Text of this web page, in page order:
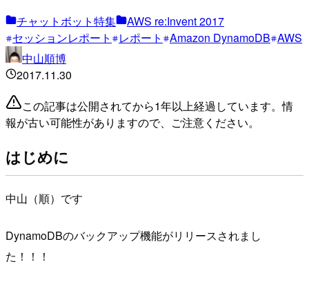
チャットボット特集
AWS re:Invent 2017
セッションレポート
レポート Amazon DynamoDB AWS
中山順博
2017.11.30
この記事は公開されてから1年以上経過しています。情
報が古い可能性がありますので、ご注意ください。
はじめに
中山（順）です
DynamoDBのバックアップ機能がリリースされまし
た！！！